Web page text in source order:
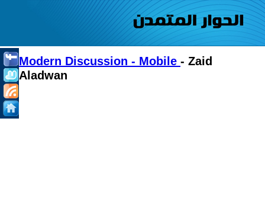
Modern Discussion - Mobile - Zaid
Aladwan